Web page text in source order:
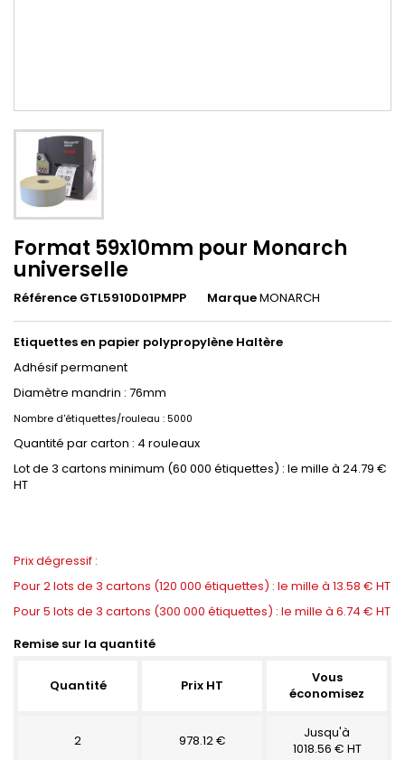
Format 59x10mm pour Monarch
universelle
Référence GTL5910D01PMPP MarqueMONARCH
Etiquettes en papier polypropylène Haltère
Adhésif permanent
Diamètre mandrin : 76mm
Nombre d'étiquettes/rouleau : 5000
Quantité par carton : 4 rouleaux
Lot de 3 cartons minimum (60 000 étiquettes) : le mille à 24.79 €
HT
Prix dégressif :
Pour 2 lots de 3 cartons (120 000 étiquettes) : le mille à 13.58 € HT
Pour 5 lots de 3 cartons (300 000 étiquettes) : le mille à 6.74 € HT
Remise sur la quantité
Quantité Prix HT
Vous
économisez
2 978.12 €
Jusqu'à
1018.56 € HT